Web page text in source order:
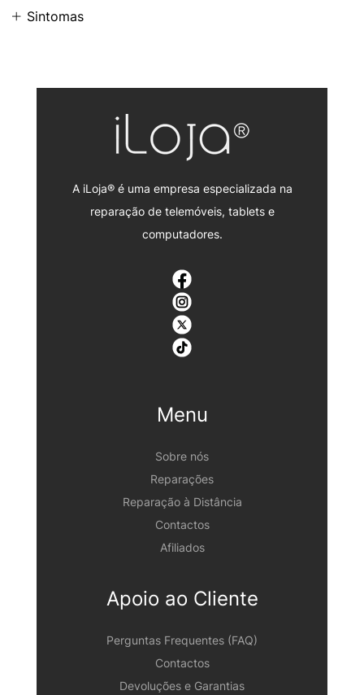
Sintomas
A iLoja® é uma empresa especializada na
reparação de telemóveis, tablets e
computadores.
Menu
Sobre nós
Reparações
Reparação à Distância
Contactos
Afiliados
Apoio ao Cliente
Perguntas Frequentes (FAQ)
Contactos
Devoluções e Garantias